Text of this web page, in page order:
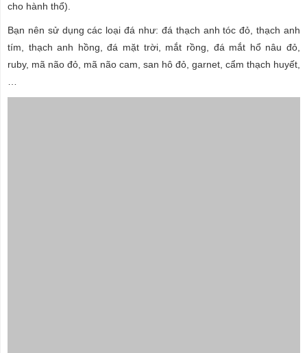
cho hành thổ).
Bạn nên sử dụng các loại đá như: đá thạch anh tóc đỏ, thạch anh
tím, thạch anh hồng, đá mặt trời, mắt rồng, đá mắt hổ nâu đỏ,
ruby, mã não đỏ, mã não cam, san hô đỏ, garnet, cẩm thạch huyết,